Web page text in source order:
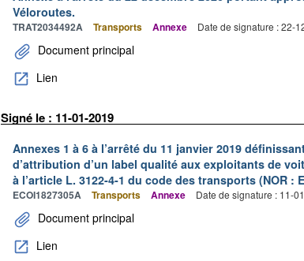
Véloroutes.
TRAT2034492A Transports Annexe Date de signature : 22-
Document principal
Lien
Signé le : 11-01-2019
Annexes 1 à 6 à l’arrêté du 11 janvier 2019
d’attribution d’un label qualité aux exploitants de
à l’article L. 3122-4-1 du code des transports (NOR :
ECOI1827305A Transports Annexe Date de signature : 11-
Document principal
Lien